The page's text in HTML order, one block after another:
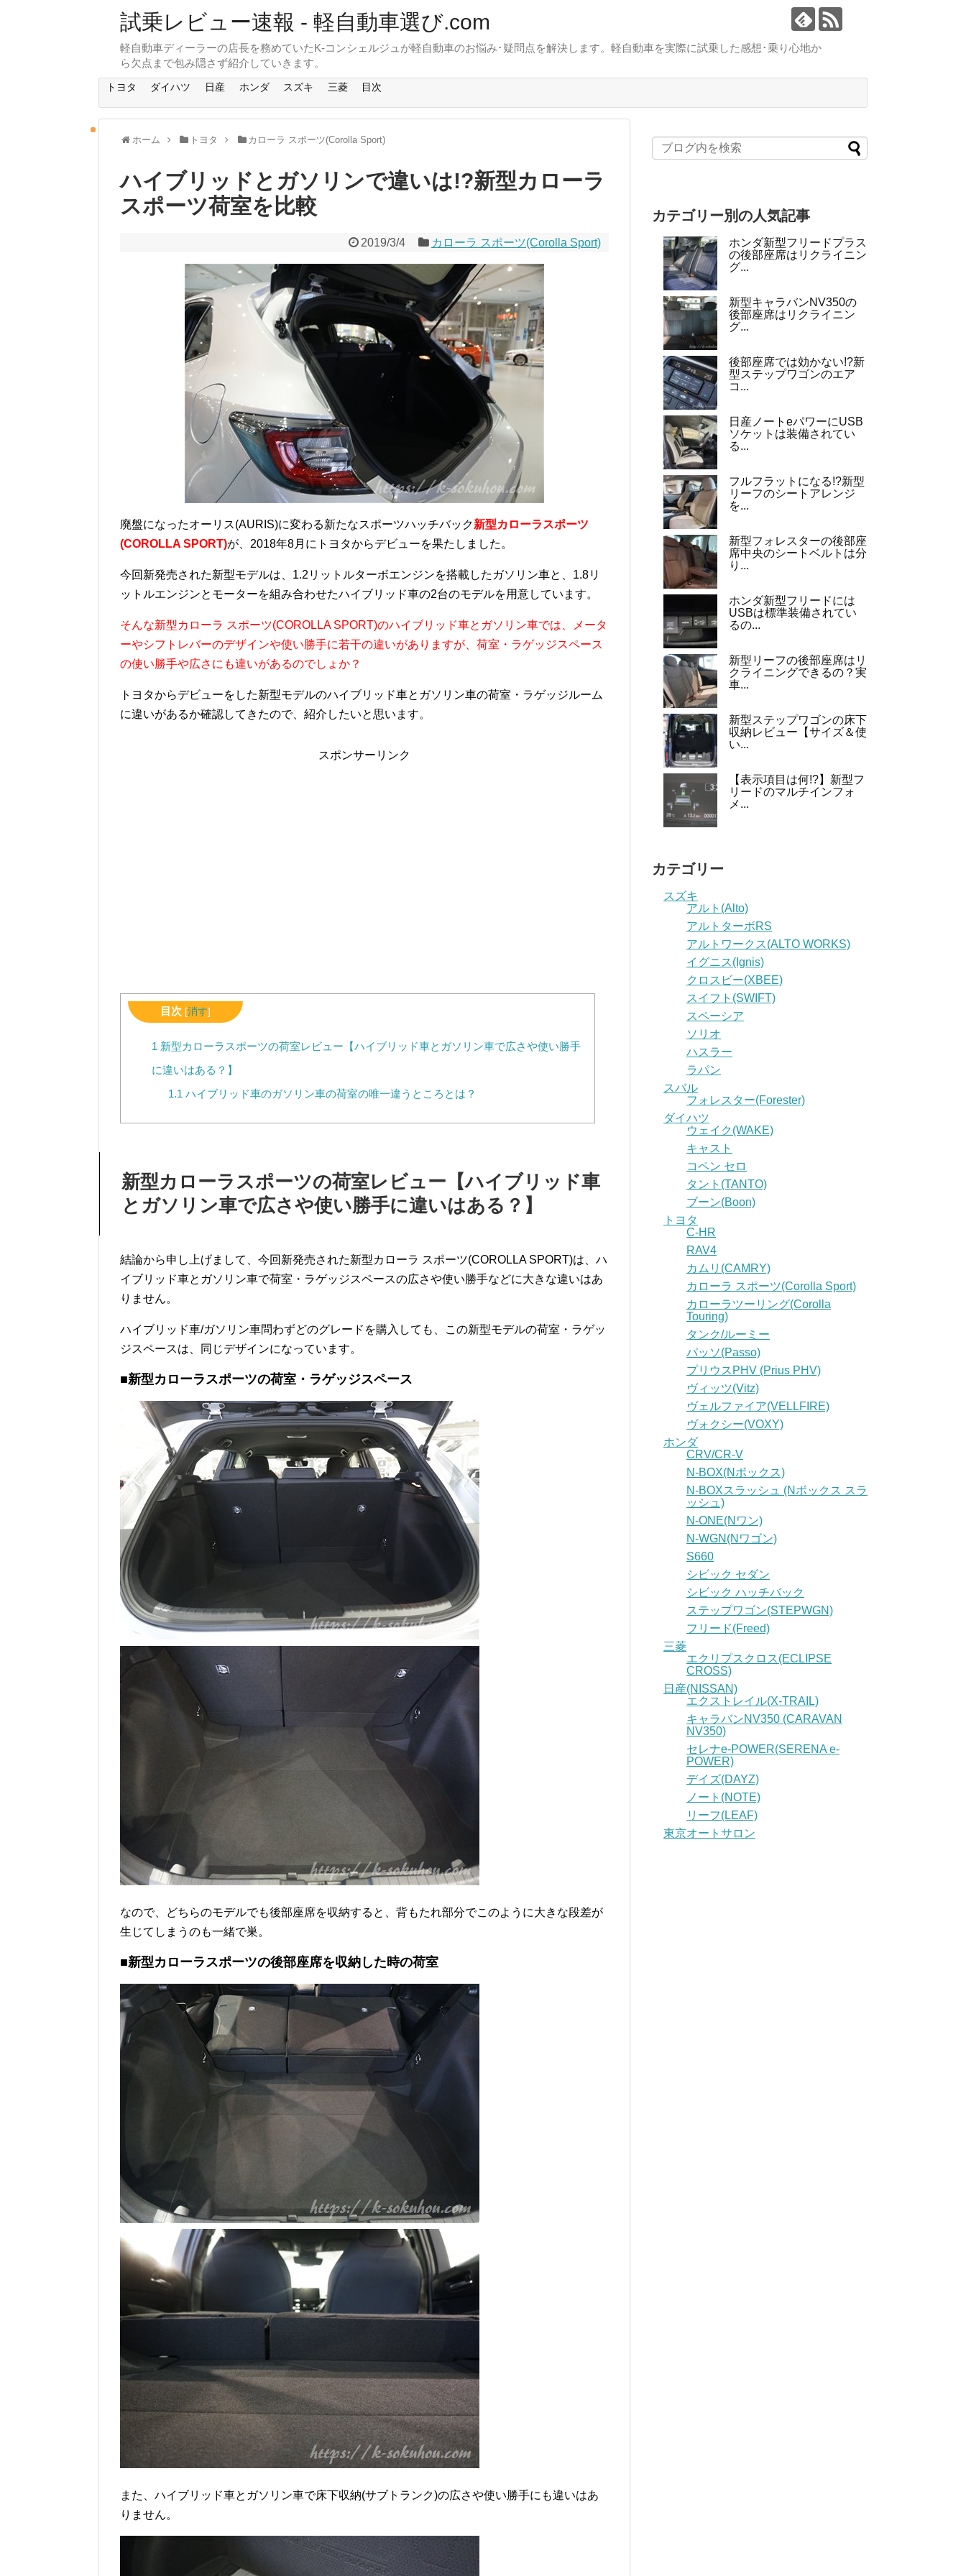
試乗レビュー速報 - 軽自動車選び.com
軽自動車ディーラーの店長を務めていたK-コンシェルジュが軽自動車のお悩み･疑問点を解決します。軽自動車を実際に試乗した感想･乗り心地か
ら欠点まで包み隠さず紹介していきます。
トヨタ ダイハツ 日産 ホンダ スズキ 三菱 目次
ホーム トヨタ カローラ スポーツ(Corolla Sport)
ハイブリッドとガソリンで違いは!?新型カローラ
スポーツ荷室を比較
2019/3/4 カローラ スポーツ(Corolla Sport)
廃盤になったオーリス(AURIS)に変わる新たなスポーツハッチバック新型カローラスポーツ
(COROLLA SPORT)が、2018年8月にトヨタからデビューを果たしました。
今回新発売された新型モデルは、1.2リットルターボエンジンを搭載したガソリン車と、1.8リ
ットルエンジンとモーターを組み合わせたハイブリッド車の2台のモデルを用意しています。
そんな新型カローラ スポーツ(COROLLA SPORT)のハイブリッド車とガソリン車では、メータ
ーやシフトレバーのデザインや使い勝手に若干の違いがありますが、荷室・ラゲッジスペース
の使い勝手や広さにも違いがあるのでしょか？
トヨタからデビューをした新型モデルのハイブリッド車とガソリン車の荷室・ラゲッジルーム
に違いがあるか確認してきたので、紹介したいと思います。
スポンサーリンク
目次 [消す]
1 新型カローラスポーツの荷室レビュー【ハイブリッド車とガソリン車で広さや使い勝手
に違いはある？】
1.1 ハイブリッド車のガソリン車の荷室の唯一違うところとは？
新型カローラスポーツの荷室レビュー【ハイブリッド車
とガソリン車で広さや使い勝手に違いはある？】
結論から申し上げまして、今回新発売された新型カローラ スポーツ(COROLLA SPORT)は、ハ
イブリッド車とガソリン車で荷室・ラゲッジスペースの広さや使い勝手などに大きな違いはあ
りません。
ハイブリッド車/ガソリン車問わずどのグレードを購入しても、この新型モデルの荷室・ラゲッ
ジスペースは、同じデザインになっています。
■新型カローラスポーツの荷室・ラゲッジスペース
なので、どちらのモデルでも後部座席を収納すると、背もたれ部分でこのように大きな段差が
生じてしまうのも一緒で巣。
■新型カローラスポーツの後部座席を収納した時の荷室
また、ハイブリッド車とガソリン車で床下収納(サブトランク)の広さや使い勝手にも違いはあ
りません。
カテゴリー別の人気記事
ホンダ新型フリードプラス
の後部座席はリクライニン
グ...
新型キャラバンNV350の
後部座席はリクライニン
グ...
後部座席では効かない!?新
型ステップワゴンのエア
コ...
日産ノートeパワーにUSB
ソケットは装備されてい
る...
フルフラットになる!?新型
リーフのシートアレンジ
を...
新型フォレスターの後部座
席中央のシートベルトは分
り...
ホンダ新型フリードには
USBは標準装備されてい
るの...
新型リーフの後部座席はリ
クライニングできるの？実
車...
新型ステップワゴンの床下
収納レビュー【サイズ＆使
い...
【表示項目は何!?】新型フ
リードのマルチインフォ
メ...
カテゴリー
スズキ
アルト(Alto)
アルトターボRS
アルトワークス(ALTO WORKS)
イグニス(Ignis)
クロスビー(XBEE)
スイフト(SWIFT)
スペーシア
ソリオ
ハスラー
ラパン
スバル
フォレスター(Forester)
ダイハツ
ウェイク(WAKE)
キャスト
コペン セロ
タント(TANTO)
ブーン(Boon)
トヨタ
C-HR
RAV4
カムリ(CAMRY)
カローラ スポーツ(Corolla Sport)
カローラツーリング(Corolla
Touring)
タンク/ルーミー
パッソ(Passo)
プリウスPHV (Prius PHV)
ヴィッツ(Vitz)
ヴェルファイア(VELLFIRE)
ヴォクシー(VOXY)
ホンダ
CRV/CR-V
N-BOX(Nボックス)
N-BOXスラッシュ (Nボックス スラ
ッシュ)
N-ONE(Nワン)
N-WGN(Nワゴン)
S660
シビック セダン
シビック ハッチバック
ステップワゴン(STEPWGN)
フリード(Freed)
三菱
エクリプスクロス(ECLIPSE
CROSS)
日産(NISSAN)
エクストレイル(X-TRAIL)
キャラバンNV350 (CARAVAN
NV350)
セレナe-POWER(SERENA e-
POWER)
デイズ(DAYZ)
ノート(NOTE)
リーフ(LEAF)
東京オートサロン